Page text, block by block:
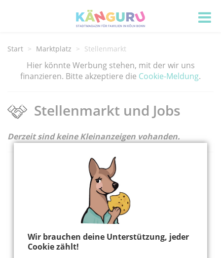
Wir brauchen deine Unterstützung, jeder
Cookie zählt!
Start Marktplatz Stellenmarkt
Hier könnte Werbung stehen, mit der wir uns
finanzieren. Bitte akzeptiere die Cookie-Meldung.
Stellenmarkt und Jobs
Derzeit sind keine Kleinanzeigen vohanden.